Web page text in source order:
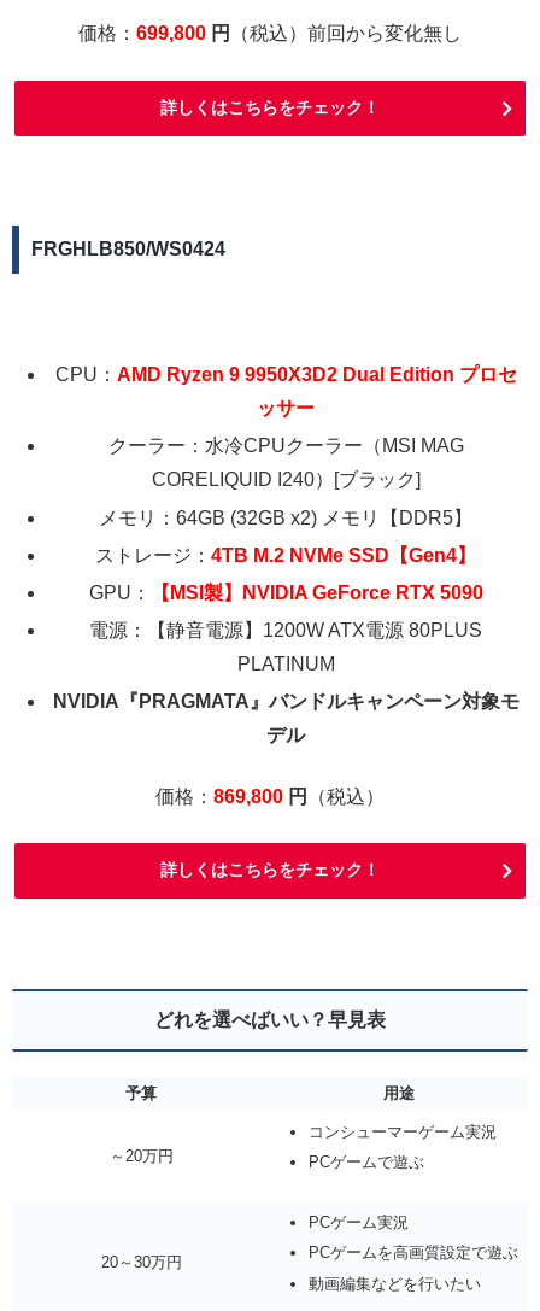
価格： 699,800 円 （税込）前回から変化無し
詳しくはこちらをチェック！
FRGHLB850/WS0424
CPU： AMD Ryzen 9 9950X3D2 Dual Edition プロセ
ッサー
クーラー：水冷CPUクーラー（MSI MAG
CORELIQUID I240）[ブラック]
メモリ：64GB (32GB x2) メモリ【DDR5】
ストレージ： 4TB M.2 NVMe SSD【Gen4】
GPU：
【MSI製】NVIDIA GeForce RTX 5090
電源：【静音電源】1200W ATX電源 80PLUS
PLATINUM
NVIDIA『PRAGMATA』バンドルキャンペーン対象モ
デル
価格： 869,800 円 （税込）
詳しくはこちらをチェック！
どれを選べばいい？早見表
予算 用途
～20万円
コンシューマーゲーム実況
PCゲームで遊ぶ
20～30万円
PCゲーム実況
PCゲームを高画質設定で遊ぶ
動画編集などを行いたい